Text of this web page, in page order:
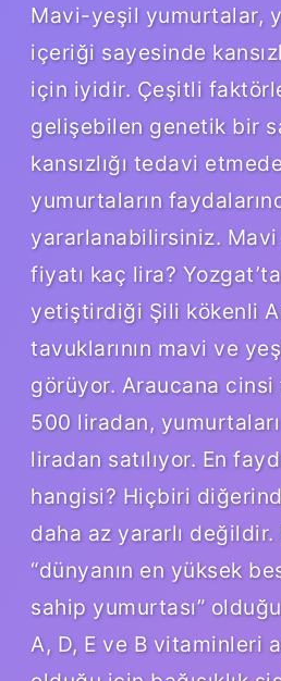
Mavi-yeşil yumurtalar,
içeriği sayesinde
için iyidir. Çeşitli
gelişebilen genetik bir
kansızlığı tedavi
yumurtaların
yararlanabilirsiniz. Mavi
fiyatı kaç lira?
yetiştirdiği Şili kökenli
tavuklarının mavi ve
görüyor. Araucana
500 liradan,
liradan satılıyor. En
hangisi? Hiçbiri
daha az yararlı
“dünyanın en yüksek
sahip yumurtası”
A, D, E ve B vitaminleri